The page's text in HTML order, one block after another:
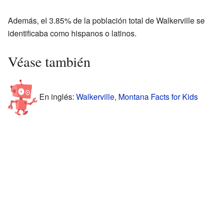
Además, el 3.85% de la población total de Walkerville se
identificaba como hispanos o latinos.
Véase también
En inglés: Walkerville, Montana Facts for Kids